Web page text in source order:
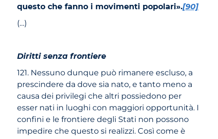
questo che fanno i movimenti popolari».[90]
(…)
Diritti senza frontiere
121. Nessuno dunque può rimanere escluso, a
prescindere da dove sia nato, e tanto meno a
causa dei privilegi che altri possiedono per
esser nati in luoghi con maggiori opportunità. I
confini e le frontiere degli Stati non possono
impedire che questo si realizzi. Così come è